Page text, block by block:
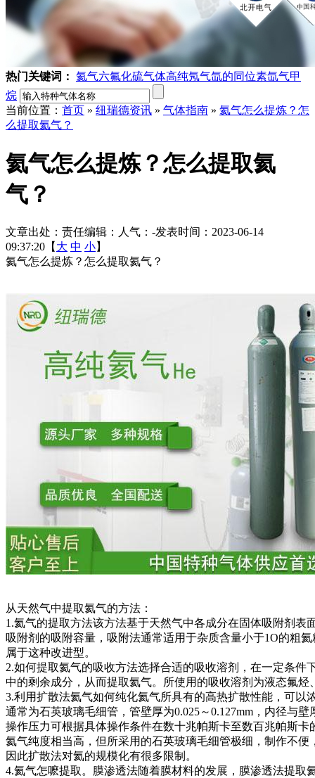
热门关键词： 氦气六氟化硫气体高纯氖气氙的同位素氙气甲
烷
当前位置： 首页 » 纽瑞德资讯 » 气体指南 » 氦气怎么提炼？怎
么提取氦气？
氦气怎么提炼？怎么提取氦
气？
文章出处： 责任编辑： 人气： -发表时间：2023-06-14
09:37:20【 大 中 小】
氦气怎么提炼？怎么提取氦气？
从天然气中提取氦气的方法：
1.氦气的提取方法该方法基于天然气中各成分在固体吸附剂表
吸附剂的吸附容量，吸附法通常适用于杂质含量小于1O的粗
属于这种改进型。
2.如何提取氦气的吸收方法选择合适的吸收溶剂，在一定条件
中的剩余成分，从而提取氦气。所使用的吸收溶剂为液态氟烃
3.利用扩散法氦气如何纯化氦气所具有的高热扩散性能，可以
通常为石英玻璃毛细管，管壁厚为0.025～0.127mm，内径与
操作压力可根据具体操作条件在数十兆帕斯卡至数百兆帕斯
氦气纯度相当高，但所采用的石英玻璃毛细管极细，制作不
因此扩散法对氦的规模化有很多限制。
4.氦气怎嚒提取。膜渗透法随着膜材料的发展，膜渗透法提取